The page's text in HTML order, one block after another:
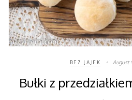
BEZ JAJEK August
Bułki z